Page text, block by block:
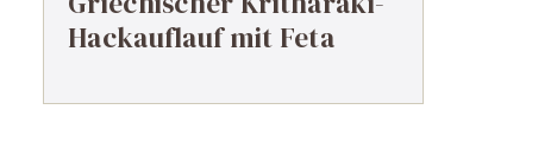
Hackauflauf mit Feta